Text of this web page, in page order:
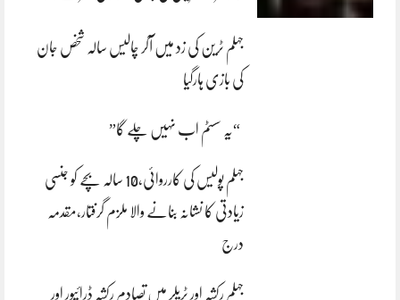
جہلم ٹرین کی زد میں آکر چالیس سالہ شخص جان
کی بازی ہارگیا
“یہ سسٹم اب نہیں چلے گا”
جہلم پولیس کی کارروائی،10 سالہ بچے کو جنسی
زیادتی کا نشانہ بنانے والا ملزم گرفتار،مقدمہ
درج
جہلم رکشہ اور ٹریلر میں تصادم رکشہ ڈرائیور اور